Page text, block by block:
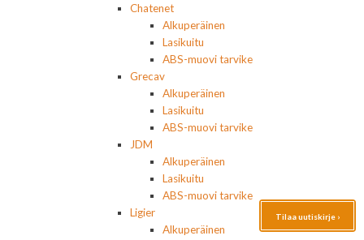
Chatenet
Alkuperäinen
Lasikuitu
ABS-muovi tarvike
Grecav
Alkuperäinen
Lasikuitu
ABS-muovi tarvike
JDM
Alkuperäinen
Lasikuitu
ABS-muovi tarvike
Ligier
Alkuperäinen
Tilaa uutiskirje ›